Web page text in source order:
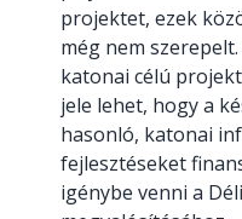
projektet, ezek
még nem
katonai célú
jele lehet, hogy a
hasonló, katonai
fejlesztéseket
igénybe venni a